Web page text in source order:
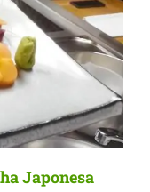
Japonesa